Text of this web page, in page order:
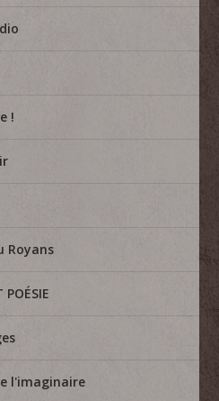
!
Royans
POÉSIE
l'imaginaire